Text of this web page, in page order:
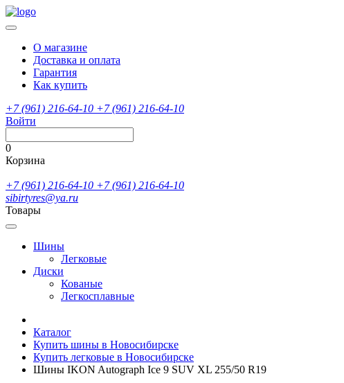
О магазине
Доставка и оплата
Гарантия
Как купить
+7 (961) 216-64-10 +7 (961) 216-64-10
Войти
0
Корзина
+7 (961) 216-64-10 +7 (961) 216-64-10
sibirtyres@ya.ru
Товары
Шины
Легковые
Диски
Кованые
Легкосплавные
Каталог
Купить шины в Новосибирске
Купить легковые в Новосибирске
Шины IKON Autograph Ice 9 SUV XL 255/50 R19